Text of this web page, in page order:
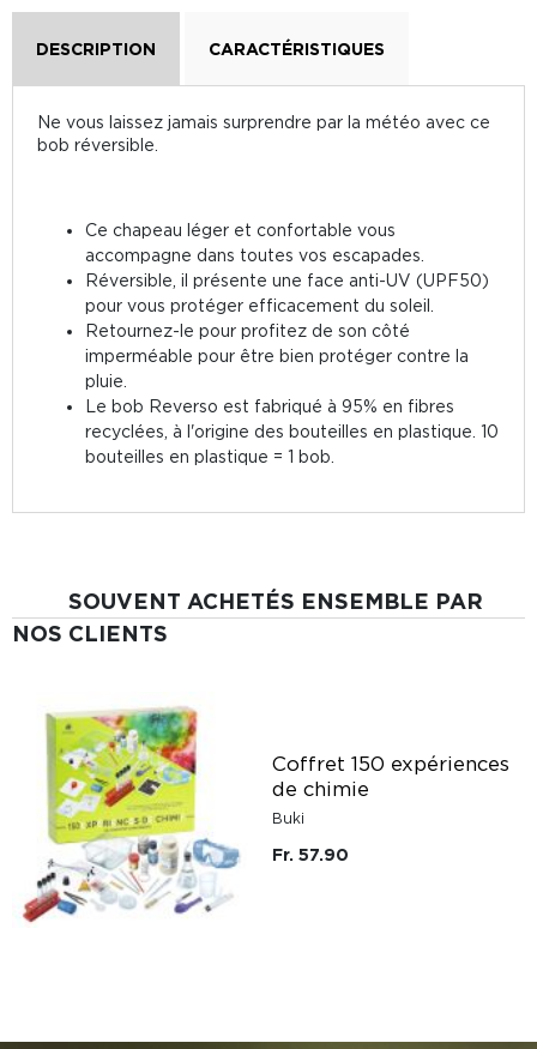
DESCRIPTION CARACTÉRISTIQUES
Ne vous laissez jamais surprendre par la météo avec ce
bob réversible.
Ce chapeau léger et confortable vous
accompagne dans toutes vos escapades.
Réversible, il présente une face anti-UV (UPF50)
pour vous protéger efficacement du soleil.
Retournez-le pour profitez de son côté
imperméable pour être bien protéger contre la
pluie.
Le bob Reverso est fabriqué à 95% en fibres
recyclées, à l'origine des bouteilles en plastique. 10
bouteilles en plastique = 1 bob.
SOUVENT ACHETÉS ENSEMBLE PAR
NOS CLIENTS
Coffret 150 expériences
de chimie
Buki
Fr. 57.90